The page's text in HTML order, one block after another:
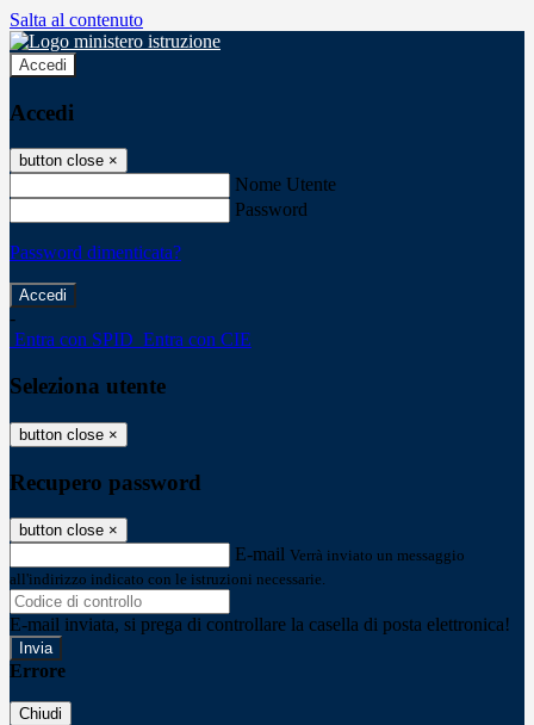
Salta al contenuto
Accedi
Accedi
button close ×
Nome Utente
Password
Password dimenticata?
-
Entra con SPID Entra con CIE
Seleziona utente
button close ×
Recupero password
button close ×
E-mail Verrà inviato un messaggio
all'indirizzo indicato con le istruzioni necessarie.
E-mail inviata, si prega di controllare la casella di posta elettronica!
Errore
Chiudi